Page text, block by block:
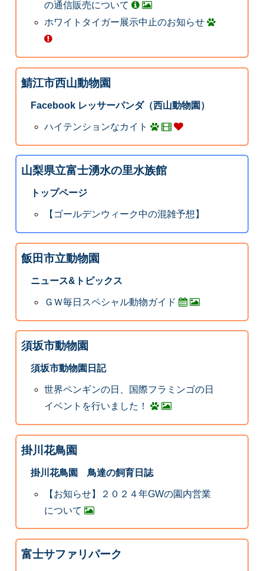
の通信販売について
ホワイトタイガー展示中止のお知らせ
鯖江市西山動物園
Facebook レッサーパンダ（西山動物園）
ハイテンションなカイト
山梨県立富士湧水の里水族館
トップページ
【ゴールデンウィーク中の混雑予想】
飯田市立動物園
ニュース&トピックス
ＧＷ毎日スペシャル動物ガイド
須坂市動物園
須坂市動物園日記
世界ペンギンの日、国際フラミンゴの日
イベントを行いました！
掛川花鳥園
掛川花鳥園 鳥達の飼育日誌
【お知らせ】２０２４年GWの園内営業
について
富士サファリパーク